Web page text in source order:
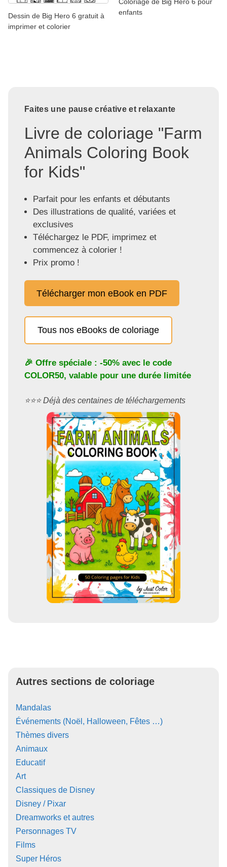
Dessin de Big Hero 6 gratuit à
imprimer et colorier
enfants
Faites une pause créative et relaxante
Livre de coloriage "Farm
Animals Coloring Book
for Kids"
Parfait pour les enfants et débutants
Des illustrations de qualité, variées et
exclusives
Téléchargez le PDF, imprimez et
commencez à colorier !
Prix promo !
Télécharger mon eBook en PDF
Tous nos eBooks de coloriage
🎉 Offre spéciale : -50% avec le code
COLOR50, valable pour une durée limitée
⭐️⭐️⭐️ Déjà des centaines de téléchargements
Autres sections de coloriage
Mandalas
Événements (Noël, Halloween, Fêtes …)
Thèmes divers
Animaux
Educatif
Art
Classiques de Disney
Disney / Pixar
Dreamworks et autres
Personnages TV
Films
Super Héros